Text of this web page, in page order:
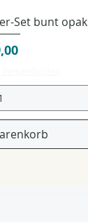
Set bunt opak